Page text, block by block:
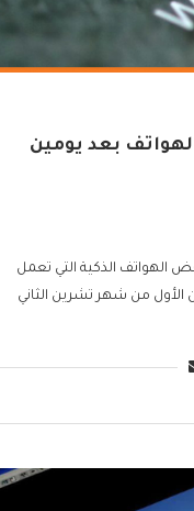
بعد يومين
الذكية التي تعمل
من شهر تشرين الثاني